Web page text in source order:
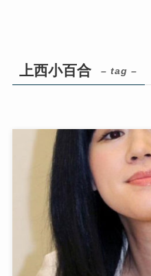
上西小百合 – tag –